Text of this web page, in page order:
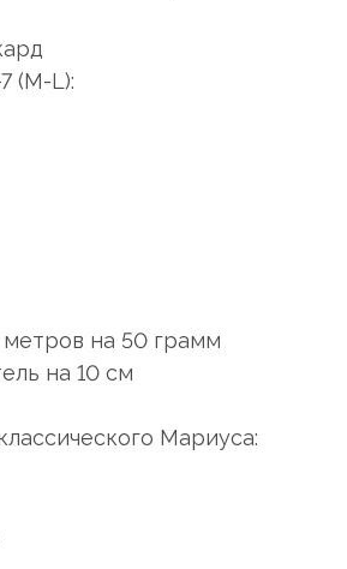
(М-L):
метров на 50 грамм
на 10 см
Мариуса: